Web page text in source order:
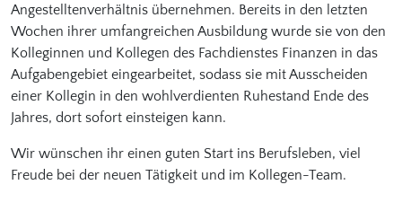
Angestelltenverhältnis übernehmen. Bereits in den letzten
Wochen ihrer umfangreichen Ausbildung wurde sie von den
Kolleginnen und Kollegen des Fachdienstes Finanzen in das
Aufgabengebiet eingearbeitet, sodass sie mit Ausscheiden
einer Kollegin in den wohlverdienten Ruhestand Ende des
Jahres, dort sofort einsteigen kann.
Wir wünschen ihr einen guten Start ins Berufsleben, viel
Freude bei der neuen Tätigkeit und im Kollegen-Team.